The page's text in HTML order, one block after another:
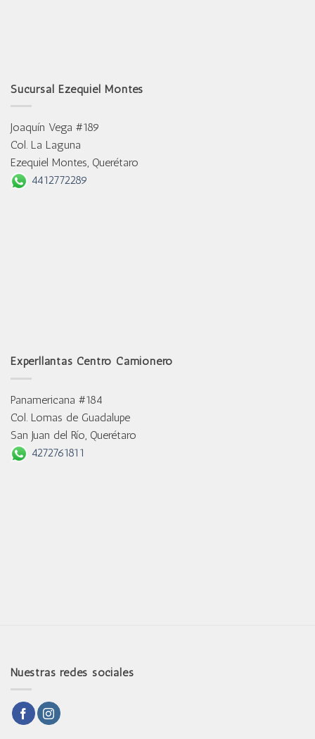
Sucursal Ezequiel Montes
Joaquín Vega #189
Col. La Laguna
Ezequiel Montes, Querétaro
4412772289
Experllantas Centro Camionero
Panamericana #184
Col. Lomas de Guadalupe
San Juan del Río, Querétaro
4272761811
Nuestras redes sociales